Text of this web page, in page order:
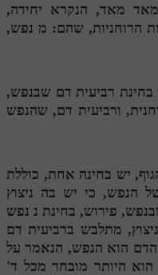
מאד, הנקרא יחידה,
הרוחניות, שהם: מ נפש,
בחינת רביעית דם שבנפש,
ורביעית דם, שהנפש
יש בחינה אחת, כוללת
הנפש, כי יש בה ניצוץ
פירוש, בחינת ננפש
מתלבש ברביעית דם
הדם הוא הנפש, הנאמר על
הוא היותר מובחר מכל ד'